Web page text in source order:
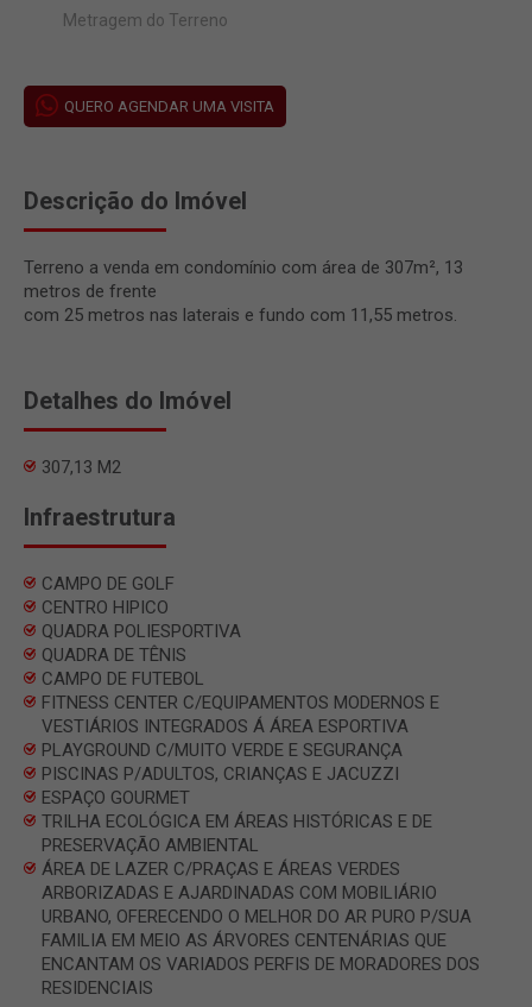
Metragem do Terreno
QUERO AGENDAR UMA VISITA
Descrição do Imóvel
Terreno a venda em condomínio com área de 307m², 13
metros de frente
com 25 metros nas laterais e fundo com 11,55 metros.
Detalhes do Imóvel
307,13 M2
Infraestrutura
CAMPO DE GOLF
CENTRO HIPICO
QUADRA POLIESPORTIVA
QUADRA DE TÊNIS
CAMPO DE FUTEBOL
FITNESS CENTER C/EQUIPAMENTOS MODERNOS E
VESTIÁRIOS INTEGRADOS Á ÁREA ESPORTIVA
PLAYGROUND C/MUITO VERDE E SEGURANÇA
PISCINAS P/ADULTOS, CRIANÇAS E JACUZZI
ESPAÇO GOURMET
TRILHA ECOLÓGICA EM ÁREAS HISTÓRICAS E DE
PRESERVAÇÃO AMBIENTAL
ÁREA DE LAZER C/PRAÇAS E ÁREAS VERDES
ARBORIZADAS E AJARDINADAS COM MOBILIÁRIO
URBANO, OFERECENDO O MELHOR DO AR PURO P/SUA
FAMILIA EM MEIO AS ÁRVORES CENTENÁRIAS QUE
ENCANTAM OS VARIADOS PERFIS DE MORADORES DOS
RESIDENCIAIS